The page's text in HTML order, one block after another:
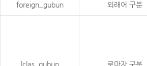
foreign_gubun 외래어 구분
lclas_gubun 로마자 구분